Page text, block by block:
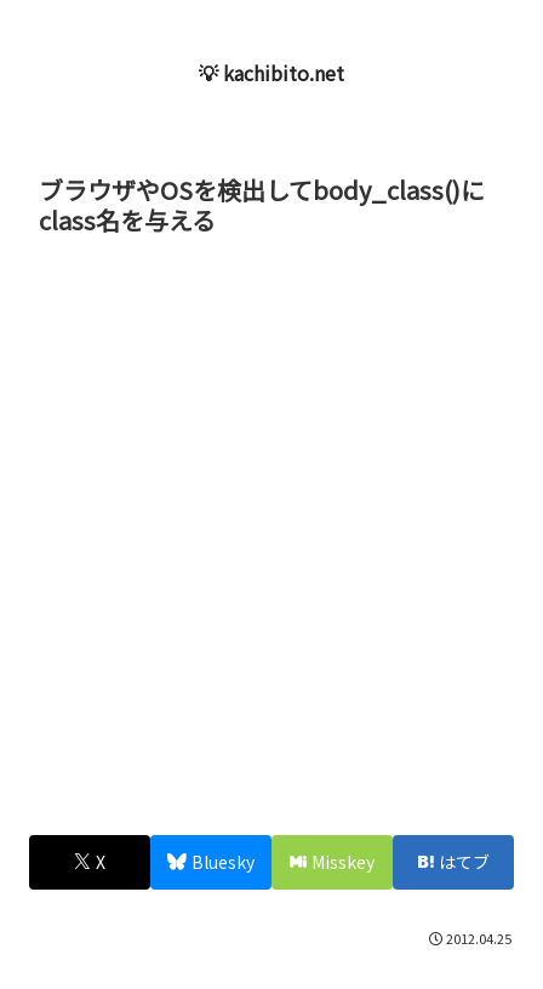
💡 kachibito.net
ブラウザやOSを検出してbody_class()に
class名を与える
X Bluesky Misskey はてブ
2012.04.25